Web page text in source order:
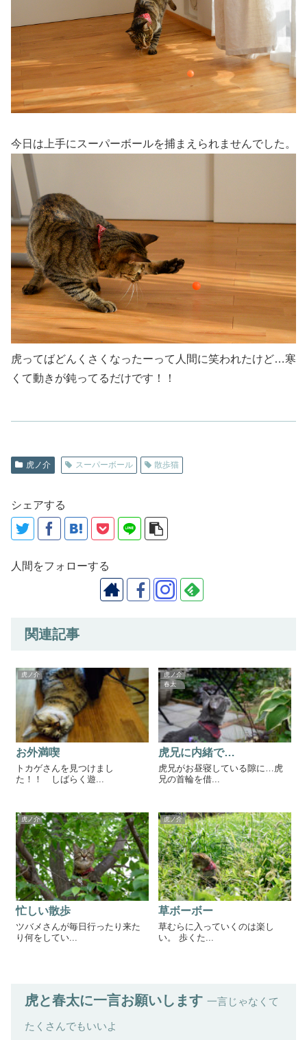
今日は上手にスーパーボールを捕まえられませんでした。
虎ってばどんくさくなったーって人間に笑われたけど…寒
くて動きが鈍ってるだけです！！
虎ノ介 スーパーボール 散歩猫
シェアする
人間をフォローする
関連記事
虎ノ介
お外満喫
トカゲさんを見つけまし
た！！ しばらく遊...
虎ノ介
春太
虎兄に内緒で…
虎兄がお昼寝している隙に…虎
兄の首輪を借...
虎ノ介
忙しい散歩
ツバメさんが毎日行ったり来た
り何をしてい...
虎ノ介
草ボーボー
草むらに入っていくのは楽し
い。 歩くた...
虎と春太に一言お願いします 一言じゃなくて
たくさんでもいいよ